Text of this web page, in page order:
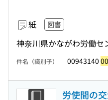
紙 図書
神奈川県かながわ労働セ
件名（識別子） 00943140
労使間の